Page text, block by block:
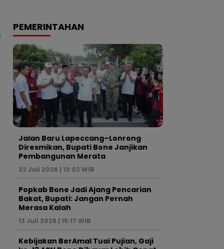
PEMERINTAHAN
Jalan Baru Lapeccang–Lonrong
Diresmikan, Bupati Bone Janjikan
Pembangunan Merata
22 Juli 2026 | 13:02 WIB
Popkab Bone Jadi Ajang Pencarian
Bakat, Bupati: Jangan Pernah
Merasa Kalah
13 Juli 2026 | 15:17 WIB
Kebijakan BerAmal Tuai Pujian, Gaji